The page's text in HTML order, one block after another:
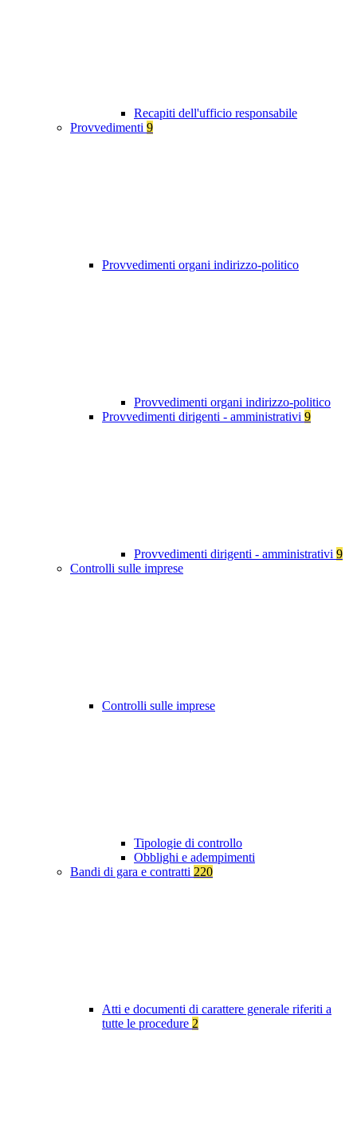
Recapiti dell'ufficio responsabile
Provvedimenti 9
Provvedimenti organi indirizzo-politico
Provvedimenti organi indirizzo-politico
Provvedimenti dirigenti - amministrativi 9
Provvedimenti dirigenti - amministrativi 9
Controlli sulle imprese
Controlli sulle imprese
Tipologie di controllo
Obblighi e adempimenti
Bandi di gara e contratti 220
Atti e documenti di carattere generale riferiti a
tutte le procedure 2